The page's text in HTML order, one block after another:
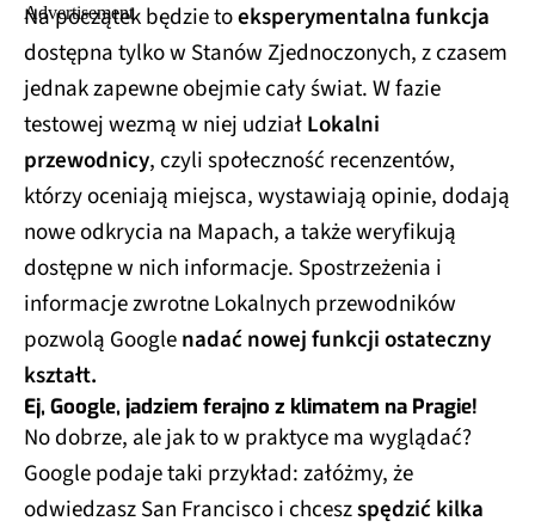
Na początek będzie toeksperymentalna funkcja
dostępna tylko w Stanów Zjednoczonych, z czasem
jednak zapewne obejmie cały świat. W fazie
testowej wezmą w niej udziałLokalni
przewodnicy, czyli społeczność recenzentów,
którzy oceniają miejsca, wystawiają opinie, dodają
nowe odkrycia na Mapach, a także weryfikują
dostępne w nich informacje. Spostrzeżenia i
informacje zwrotne Lokalnych przewodników
pozwolą Googlenadać nowej funkcji ostateczny
kształt.
Ej, Google, jadziem ferajno z klimatem na Pragie!
No dobrze, ale jak to w praktyce ma wyglądać?
Google podaje taki przykład: załóżmy, że
odwiedzasz San Francisco i chceszspędzić kilka